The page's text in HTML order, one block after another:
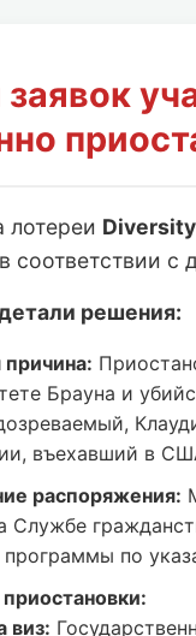
лотереи
в соответствии с
решения:
Брауна и
въехавший в
распоряжения:
Службе
по
виз: